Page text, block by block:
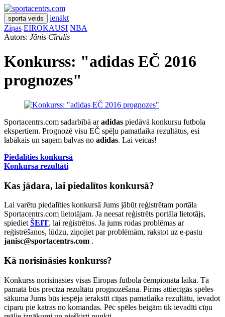
sporta veids
ienākt
Ziņas EIROKAUSI NBA
Autors: Jānis Cīrulis
Konkurss: "adidas EČ 2016
prognozes"
Sportacentrs.com sadarbībā aradidas piedāvā konkursu futbola
ekspertiem. Prognozē visu EČ spēļu pamatlaika rezultātus, esi
labākais un saņem balvas no adidas. Lai veicas!
Piedalīties konkursā
Konkursa rezultāti
Kas jādara, lai piedalītos konkursā?
Lai varētu piedalīties konkursā Jums jābūt reģistrētam portāla
Sportacentrs.com lietotājam. Ja neesat reģistrēts portāla lietotājs,
spiediet ŠEIT, lai reģistrētos. Ja jums rodas problēmas ar
reģistrēšanos, lūdzu, ziņojiet par problēmām, rakstot uz e-pastu
janisc@sportacentrs.com .
Kā norisināsies konkurss?
Konkurss norisināsies visas Eiropas futbola čempionāta laikā. Tā
pamatā būs precīza rezultātu prognozēšana. Pirms attiecīgās spēles
sākuma Jums būs iespēja ierakstīt cīņas pamatlaika rezultātu, ievadot
ciparu pie katras no komandas. Pēc spēles beigām tik ievadīti cīņu